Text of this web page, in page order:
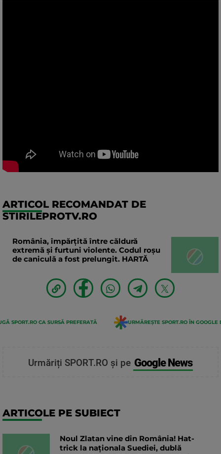
ARTICOL RECOMANDAT DE
STIRILEPROTV.RO
România, împărțită între căldură
extremă și furtuni violente. Codul roșu
de caniculă a fost prelungit. HARTĂ
SPORT.RO CA SURSĂ PREFERATĂ URMĂREȘTE SPORT.RO ÎN GOOGLE
Urmăriți SPORT.RO și pe Google News
ARTICOLE PE SUBIECT
Noul Zlatan vine din România! Hat-
trick la naționala Suediei, dublă